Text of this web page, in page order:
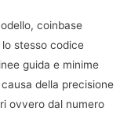
coinbase
stesso codice
guida e minime
della precisione
ovvero dal numero